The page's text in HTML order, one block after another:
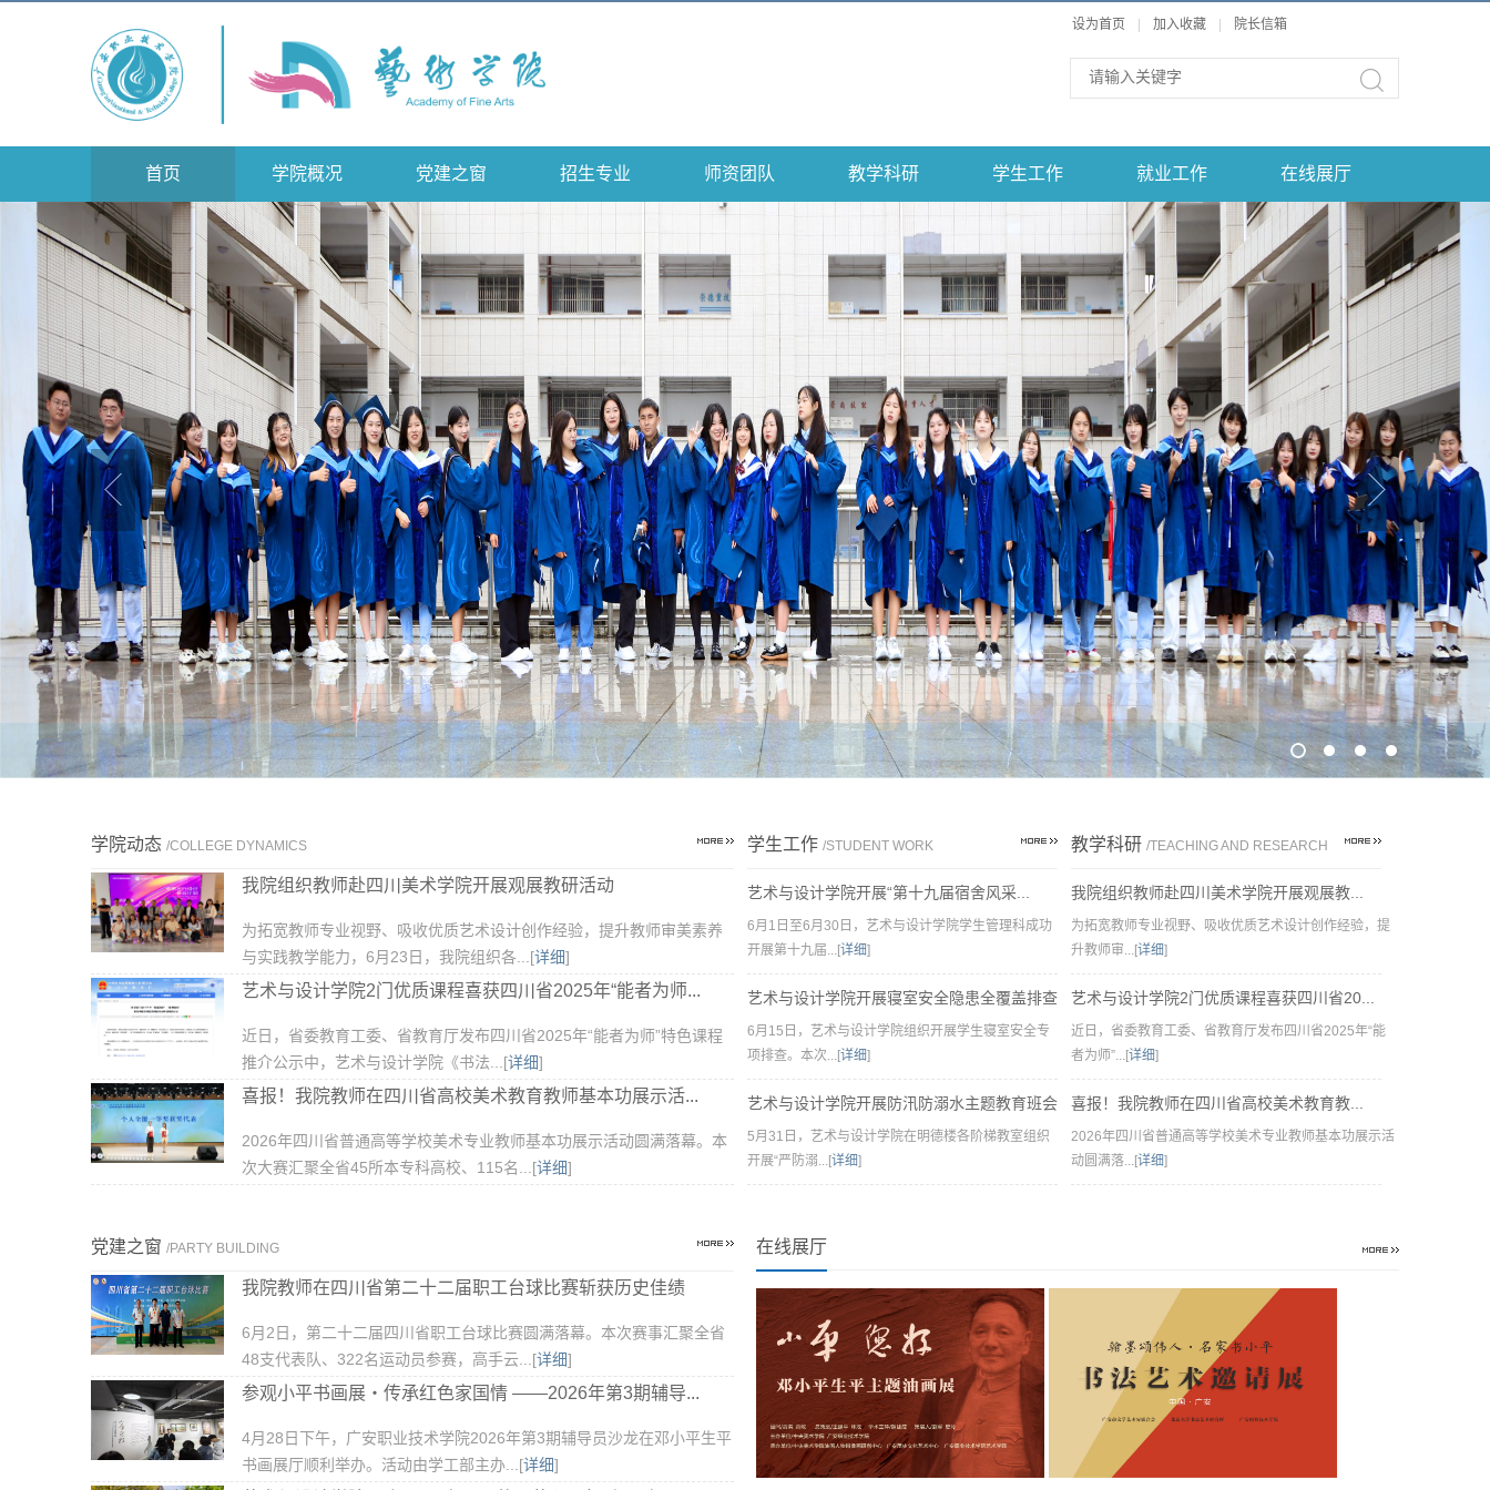
设为首页 加入收藏 院长信箱
首页 学院概况 党建之窗 招生专业 师资团队 教学科研 学生工作 就业工作 在线展厅
学院动态 /COLLEGE DYNAMICS
我院组织教师赴四川美术学院开展观展教研活动
为拓宽教师专业视野、吸收优质艺术设计创作经验，提升教师审美素养
与实践教学能力，6月23日，我院组织各...[详细]
艺术与设计学院2门优质课程喜获四川省2025年“能者为师...
近日，省委教育工委、省教育厅发布四川省2025年“能者为师”特色课程
推介公示中，艺术与设计学院《书法...[详细]
喜报！我院教师在四川省高校美术教育教师基本功展示活...
2026年四川省普通高等学校美术专业教师基本功展示活动圆满落幕。本
次大赛汇聚全省45所本专科高校、115名...[详细]
学生工作 /STUDENT WORK
艺术与设计学院开展“第十九届宿舍风采...
6月1日至6月30日，艺术与设计学院学生管理科成功
开展第十九届...[详细]
艺术与设计学院开展寝室安全隐患全覆盖排查
6月15日，艺术与设计学院组织开展学生寝室安全专
项排查。本次...[详细]
艺术与设计学院开展防汛防溺水主题教育班会
5月31日，艺术与设计学院在明德楼各阶梯教室组织
开展“严防溺...[详细]
教学科研 /TEACHING AND RESEARCH
我院组织教师赴四川美术学院开展观展教...
为拓宽教师专业视野、吸收优质艺术设计创作经验，提
升教师审...[详细]
艺术与设计学院2门优质课程喜获四川省20...
近日，省委教育工委、省教育厅发布四川省2025年“能
者为师”...[详细]
喜报！我院教师在四川省高校美术教育教...
2026年四川省普通高等学校美术专业教师基本功展示活
动圆满落...[详细]
党建之窗 /PARTY BUILDING
我院教师在四川省第二十二届职工台球比赛斩获历史佳绩
6月2日，第二十二届四川省职工台球比赛圆满落幕。本次赛事汇聚全省
48支代表队、322名运动员参赛，高手云...[详细]
参观小平书画展・传承红色家国情 ——2026年第3期辅导...
4月28日下午，广安职业技术学院2026年第3期辅导员沙龙在邓小平生平
书画展厅顺利举办。活动由学工部主办...[详细]
在线展厅